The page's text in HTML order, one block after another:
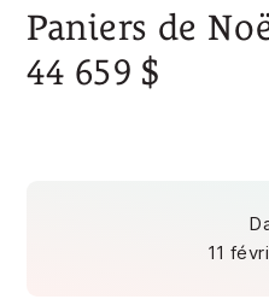
Paniers de
44 659 $
11